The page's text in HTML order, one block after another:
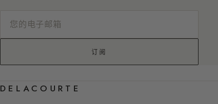
订阅
DELACOURTE